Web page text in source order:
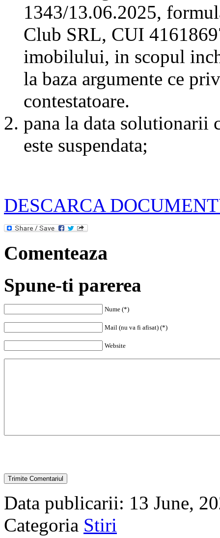
1343/13.06.2025,
Club SRL, CUI
imobilului, in scopul
la baza argumente ce
contestatoare.
pana la data solutionarii
este suspendata;
DESCARCA
Comenteaza
Spune-ti parerea
Nume (*)
Mail (nu va fi afisat) (*)
Website
Data publicarii: 13 June,
Categoria Stiri